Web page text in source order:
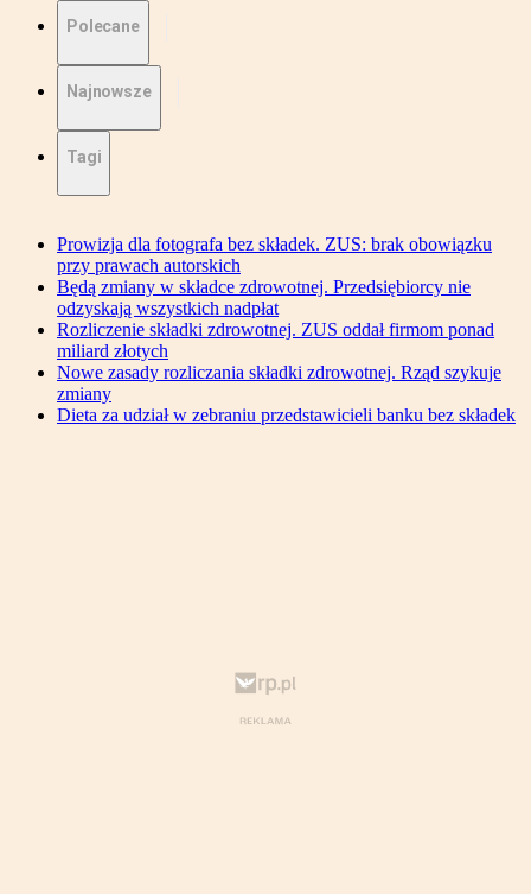
Polecane
Najnowsze
Tagi
Prowizja dla fotografa bez składek. ZUS: brak obowiązku
przy prawach autorskich
Będą zmiany w składce zdrowotnej. Przedsiębiorcy nie
odzyskają wszystkich nadpłat
Rozliczenie składki zdrowotnej. ZUS oddał firmom ponad
miliard złotych
Nowe zasady rozliczania składki zdrowotnej. Rząd szykuje
zmiany
Dieta za udział w zebraniu przedstawicieli banku bez składek